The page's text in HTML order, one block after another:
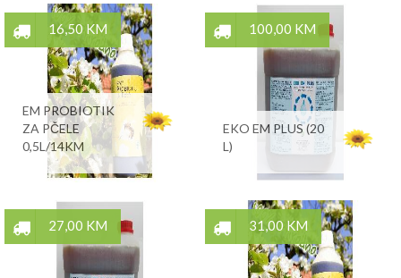
16,50 KM
EM PROBIOTIK
ZA PČELE
0,5L/14KM
100,00 KM
EKO EM PLUS (20
L)
27,00 KM 31,00 KM